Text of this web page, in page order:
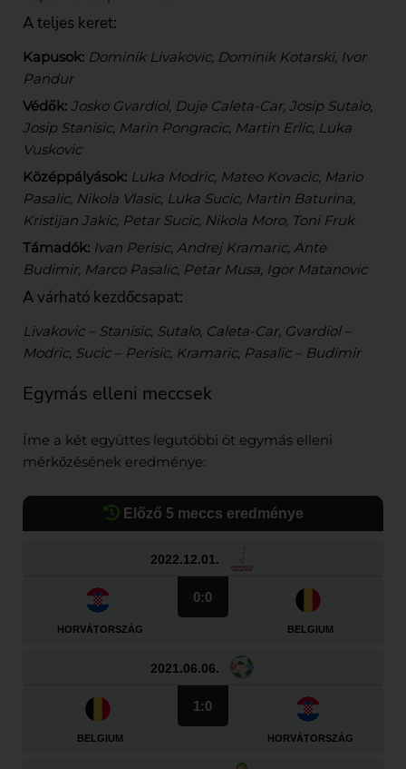
A teljes keret:
Kapusok: Dominik Livakovic, Dominik Kotarski, Ivor
Pandur
Védők: Josko Gvardiol, Duje Caleta-Car, Josip Sutalo,
Josip Stanisic, Marin Pongracic, Martin Erlic, Luka
Vuskovic
Középpályások: Luka Modric, Mateo Kovacic, Mario
Pasalic, Nikola Vlasic, Luka Sucic, Martin Baturina,
Kristijan Jakic, Petar Sucic, Nikola Moro, Toni Fruk
Támadók: Ivan Perisic, Andrej Kramaric, Ante
Budimir, Marco Pasalic, Petar Musa, Igor Matanovic
A várható kezdőcsapat:
Livakovic – Stanisic, Sutalo, Caleta-Car, Gvardiol –
Modric, Sucic – Perisic, Kramaric, Pasalic – Budimir
Egymás elleni meccsek
Íme a két együttes legutóbbi öt egymás elleni
mérkőzésének eredménye:
Előző 5 meccs eredménye
2022.12.01.
HORVÁTORSZÁG
0:0
BELGIUM
2021.06.06.
BELGIUM
1:0
HORVÁTORSZÁG